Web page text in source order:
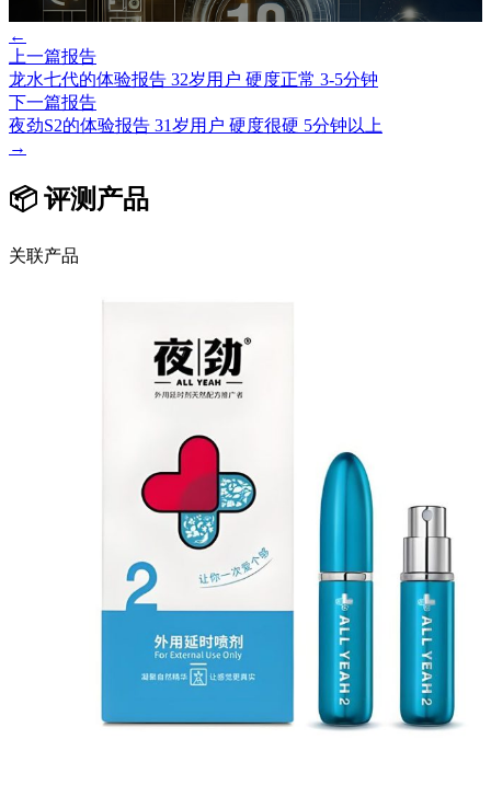
←
上一篇报告
龙水七代的体验报告 32岁用户 硬度正常 3-5分钟
下一篇报告
夜劲S2的体验报告 31岁用户 硬度很硬 5分钟以上
→
📦 评测产品
关联产品